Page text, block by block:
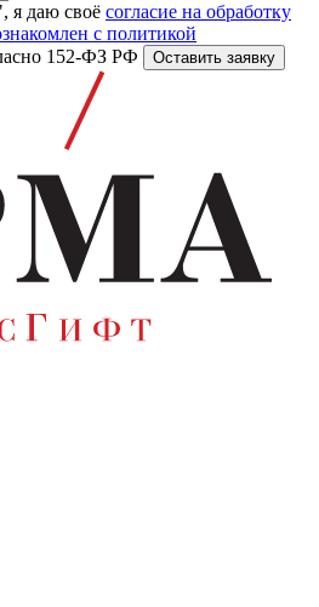
я даю своё согласие на обработку
с политикой
152-ФЗ РФ